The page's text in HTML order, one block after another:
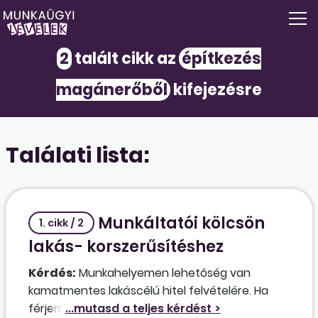
2 talált cikk az építkezés
magánerőből kifejezésre
Találati lista:
1. cikk / 2
Munkáltatói kölcsön
lakás- korszerűsítéshez
Kérdés: Munkahelyemen lehetőség van
kamatmentes lakáscélú hitel felvételére. Ha
férjemnek már van egy lakása, a közös lakásunk